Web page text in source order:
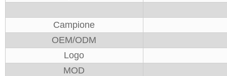
Campione
OEM/ODM
Logo
MOD